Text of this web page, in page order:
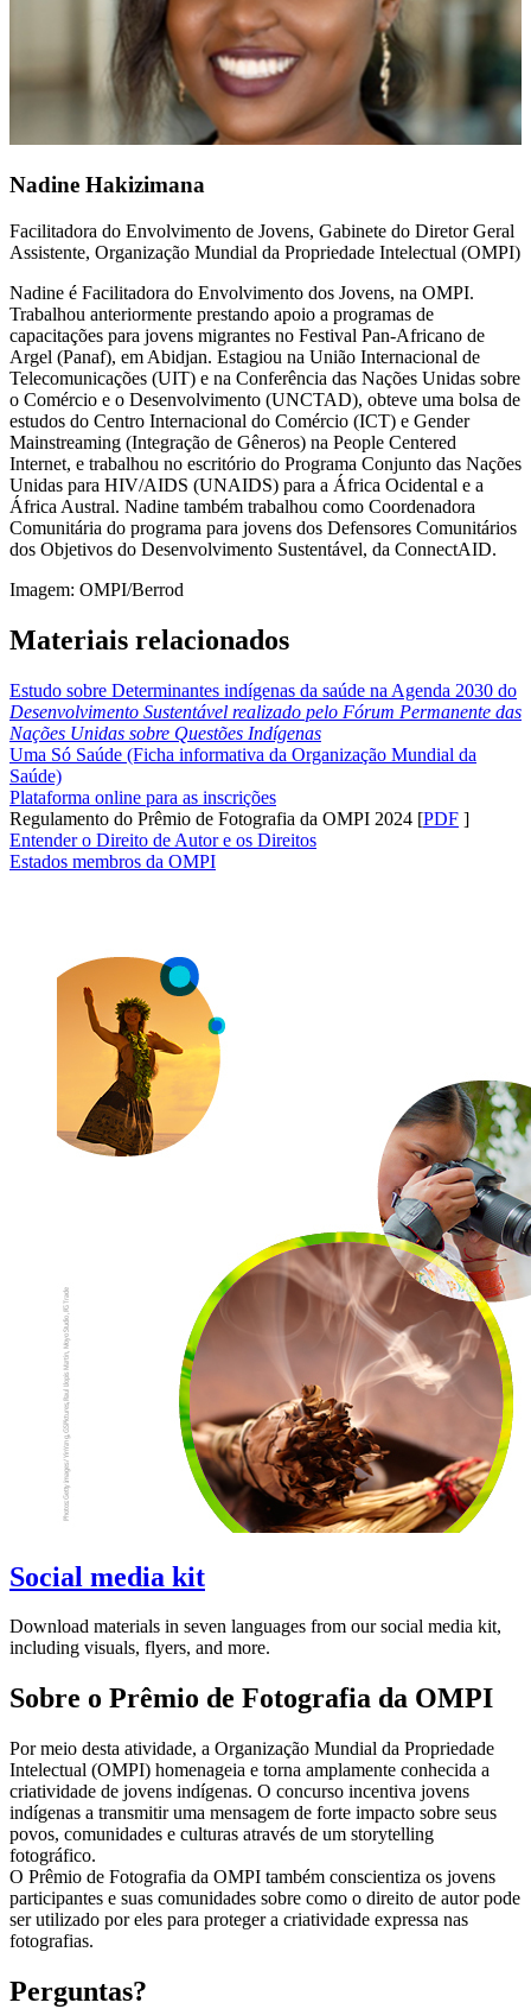
Nadine Hakizimana
Facilitadora do Envolvimento de Jovens, Gabinete do Diretor Geral
Assistente, Organização Mundial da Propriedade Intelectual (OMPI)
Nadine é Facilitadora do Envolvimento dos Jovens, na OMPI.
Trabalhou anteriormente prestando apoio a programas de
capacitações para jovens migrantes no Festival Pan-Africano de
Argel (Panaf), em Abidjan. Estagiou na União Internacional de
Telecomunicações (UIT) e na Conferência das Nações Unidas sobre
o Comércio e o Desenvolvimento (UNCTAD), obteve uma bolsa de
estudos do Centro Internacional do Comércio (ICT) e Gender
Mainstreaming (Integração de Gêneros) na People Centered
Internet, e trabalhou no escritório do Programa Conjunto das Nações
Unidas para HIV/AIDS (UNAIDS) para a África Ocidental e a
África Austral. Nadine também trabalhou como Coordenadora
Comunitária do programa para jovens dos Defensores Comunitários
dos Objetivos do Desenvolvimento Sustentável, da ConnectAID.
Imagem: OMPI/Berrod
Materiais relacionados
Estudo sobre Determinantes indígenas da saúde na Agenda 2030 do
Desenvolvimento Sustentável realizado pelo Fórum Permanente das
Nações Unidas sobre Questões Indígenas
Uma Só Saúde (Ficha informativa da Organização Mundial da
Saúde)
Plataforma online para as inscrições
​​​​​​​Regulamento do Prêmio de Fotografia da OMPI 2024 [PDF ]
Entender o Direito de Autor e os Direitos
Estados membros da OMPI
Social media kit
Download materials in seven languages from our social media kit,
including visuals, flyers, and more.
Sobre o Prêmio de Fotografia da OMPI
Por meio desta atividade, a Organização Mundial da Propriedade
Intelectual (OMPI) homenageia e torna amplamente conhecida a
criatividade de jovens indígenas. O concurso incentiva jovens
indígenas a transmitir uma mensagem de forte impacto sobre seus
povos, comunidades e culturas através de um storytelling
fotográfico.
O Prêmio de Fotografia da OMPI também conscientiza os jovens
participantes e suas comunidades sobre como o direito de autor pode
ser utilizado por eles para proteger a criatividade expressa nas
fotografias.
Perguntas?